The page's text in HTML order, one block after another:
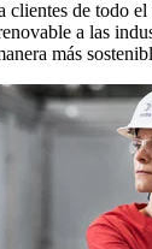
clientes de todo
a las
más